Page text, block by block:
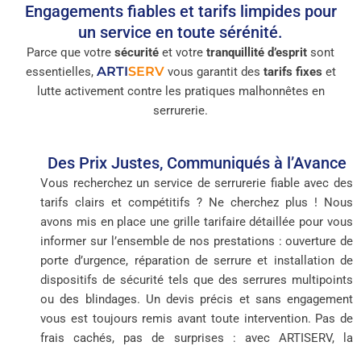
Engagements fiables et tarifs limpides pour
un service en toute sérénité.
Parce que votre sécurité et votre tranquillité d’esprit sont
essentielles, ARTISERVvous garantit des tarifs fixes et
lutte activement contre les pratiques malhonnêtes en
serrurerie.
Des Prix Justes, Communiqués à l’Avance
Vous recherchez un service de serrurerie fiable avec des
tarifs clairs et compétitifs ? Ne cherchez plus ! Nous
avons mis en place une grille tarifaire détaillée pour vous
informer sur l’ensemble de nos prestations : ouverture de
porte d’urgence, réparation de serrure et installation de
dispositifs de sécurité tels que des serrures multipoints
ou des blindages. Un devis précis et sans engagement
vous est toujours remis avant toute intervention. Pas de
frais cachés, pas de surprises : avec ARTISERV, la